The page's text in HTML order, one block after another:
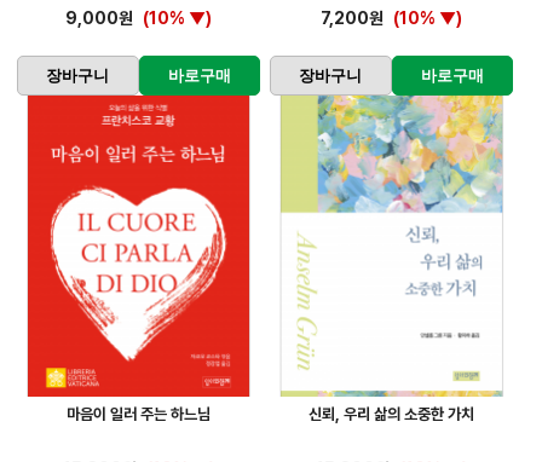
9,000원 (10% ▼)
장바구니 바로구매
7,200원 (10% ▼)
장바구니 바로구매
마음이 일러 주는 하느님 신뢰, 우리 삶의 소중한 가치